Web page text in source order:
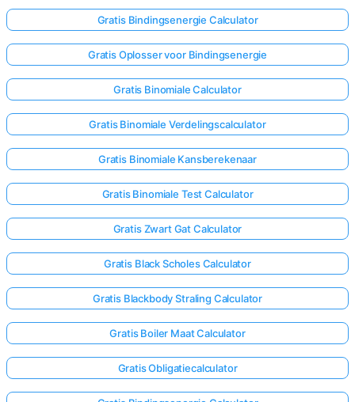
Gratis Bindingsenergie Calculator
Gratis Oplosser voor Bindingsenergie
Gratis Binomiale Calculator
Gratis Binomiale Verdelingscalculator
Gratis Binomiale Kansberekenaar
Gratis Binomiale Test Calculator
Gratis Zwart Gat Calculator
Gratis Black Scholes Calculator
Gratis Blackbody Straling Calculator
Gratis Boiler Maat Calculator
Gratis Obligatiecalculator